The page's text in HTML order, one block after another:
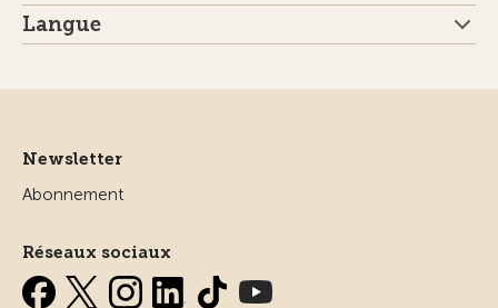
Langue
Newsletter
Abonnement
Réseaux sociaux